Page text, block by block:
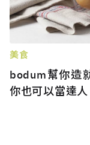
美食
bodum幫你造
你也可以當達人